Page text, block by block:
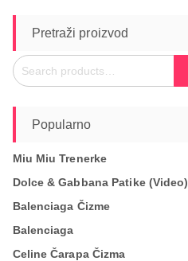
Pretraži proizvod
Search
for:
Popularno
Miu Miu Trenerke
Dolce & Gabbana Patike (video)
Balenciaga Čizme
Balenciaga
Celine Čarapa Čizma